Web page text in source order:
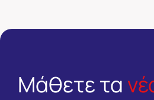
Μάθετε τα